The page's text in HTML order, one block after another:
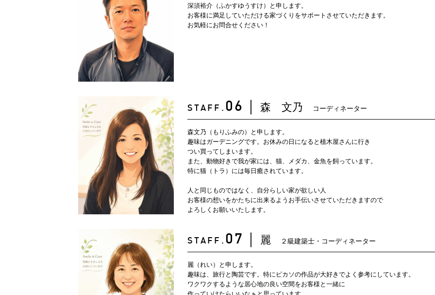
深須裕介（ふかすゆうすけ）と申します。
お客様に満足していただける家づくりをサポートさせていただきます。
お気軽にお問合せください！
STAFF. 06 森 文乃 コーディネーター
森文乃（もりふみの）と申します。
趣味はガーデニングです。お休みの日になると植木屋さんに行き
つい買ってしまいます。
また、動物好きで我が家には、猫、メダカ、金魚を飼っています。
特に猫（トラ）には毎日癒されています。
人と同じものではなく、自分らしい家が欲しい人
お客様の想いをかたちに出来るようお手伝いさせていただきますので
よろしくお願いいたします。
STAFF. 07 麗 ２級建築士・コーディネーター
麗（れい）と申します。
趣味は、旅行と陶芸です。特にピカソの作品が大好きでよく参考にしています。
ワクワクするような居心地の良い空間をお客様と一緒に